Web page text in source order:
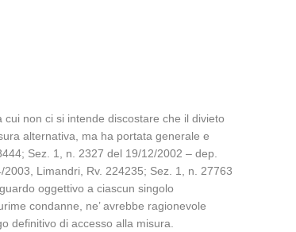
non ci si intende discostare che il divieto
alternativa, ma ha portata generale e
Sez. 1, n. 2327 del 19/12/2002 – dep.
Limandri, Rv. 224235; Sez. 1, n. 27763
oggettivo a ciascun singolo
condanne, ne’ avrebbe ragionevole
definitivo di accesso alla misura.